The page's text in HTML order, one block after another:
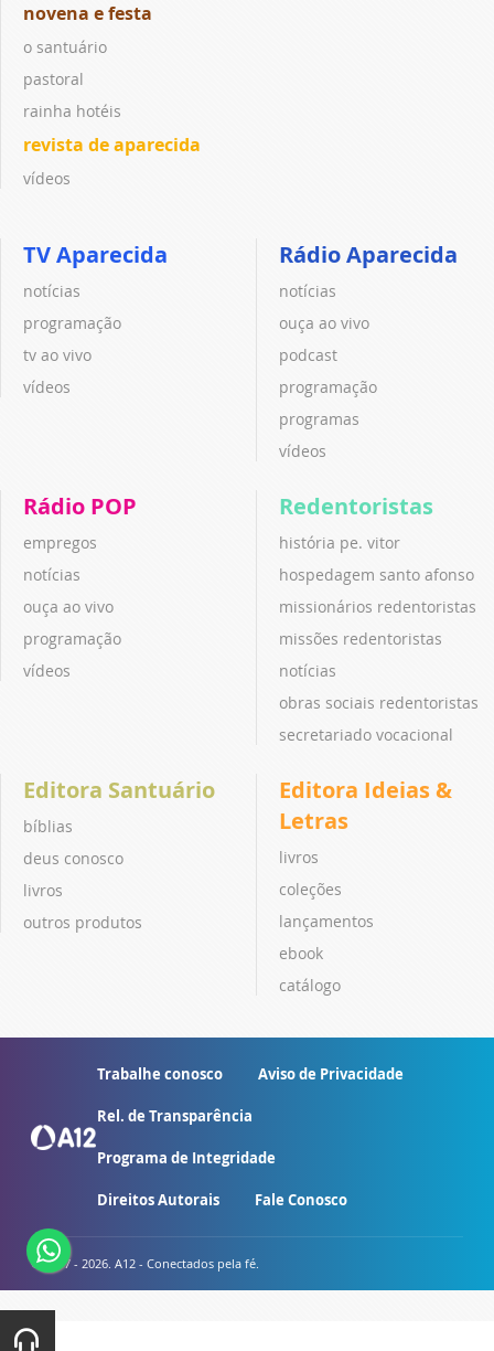
novena e festa
o santuário
pastoral
rainha hotéis
revista de aparecida
vídeos
TV Aparecida
notícias
programação
tv ao vivo
vídeos
Rádio Aparecida
notícias
ouça ao vivo
podcast
programação
programas
vídeos
Rádio POP
empregos
notícias
ouça ao vivo
programação
vídeos
Redentoristas
história pe. vitor
hospedagem santo afonso
missionários redentoristas
missões redentoristas
notícias
obras sociais redentoristas
secretariado vocacional
Editora Santuário
bíblias
deus conosco
livros
outros produtos
Editora Ideias &
Letras
livros
coleções
lançamentos
ebook
catálogo
Trabalhe conosco Aviso de Privacidade
Rel. de Transparência
Programa de Integridade
Direitos Autorais Fale Conosco
© 2007 - 2026. A12 - Conectados pela fé.